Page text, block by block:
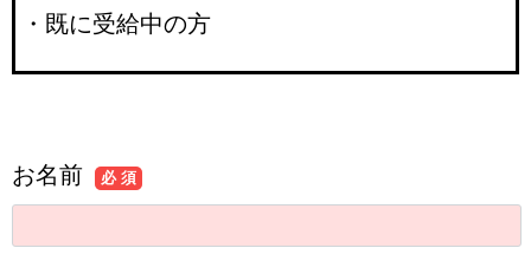
・既に受給中の方
お名前 必 須